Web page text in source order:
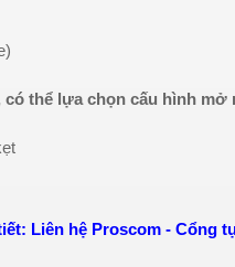
thể lựa chọn cấu hình mở
Liên hệ Proscom - Cổng